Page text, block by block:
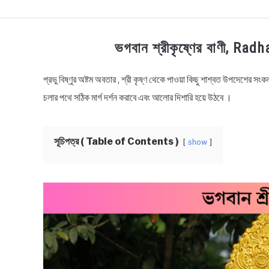
TECHNOLOGY HEALTH & LIFESTYLE
ভগবান শ্রীকৃষ্ণের বাণী,
in
Bengali
প্রভু বিষ্ণুর অষ্টম অবতার , শ্রী কৃষ্ণ থেকে পাওয়া কিছু শাশ্বত উপদেশের
চলার পথে সঠিক মার্গ দর্শন করাবে এবং আলোর দিশারি হয়ে উঠবে ।
সূচিপত্র ( Table of Contents ) show